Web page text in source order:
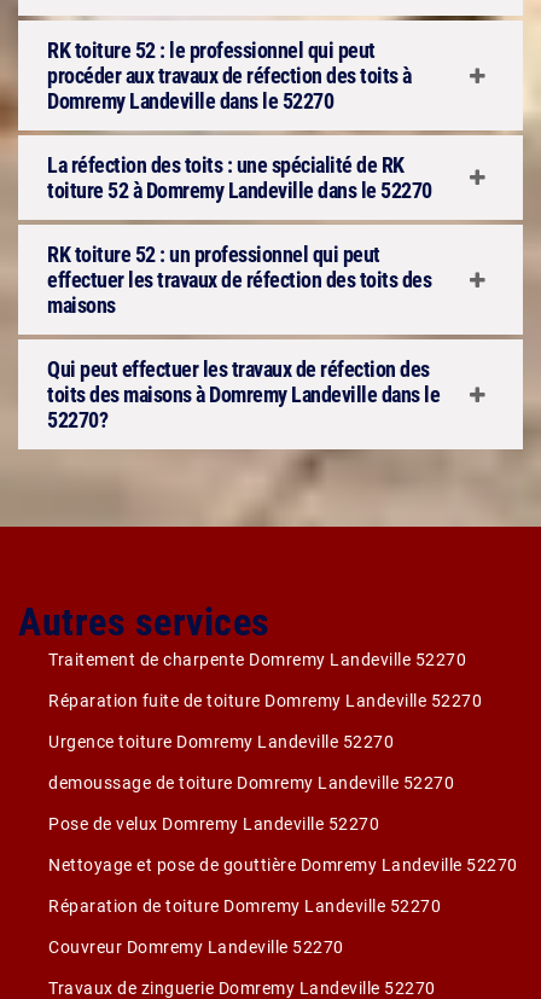
RK toiture 52 : le professionnel qui peut
procéder aux travaux de réfection des toits à
Domremy Landeville dans le 52270
La réfection des toits : une spécialité de RK
toiture 52 à Domremy Landeville dans le 52270
RK toiture 52 : un professionnel qui peut
effectuer les travaux de réfection des toits des
maisons
Qui peut effectuer les travaux de réfection des
toits des maisons à Domremy Landeville dans le
52270?
Autres services
Traitement de charpente Domremy Landeville 52270
Réparation fuite de toiture Domremy Landeville 52270
Urgence toiture Domremy Landeville 52270
demoussage de toiture Domremy Landeville 52270
Pose de velux Domremy Landeville 52270
Nettoyage et pose de gouttière Domremy Landeville 52270
Réparation de toiture Domremy Landeville 52270
Couvreur Domremy Landeville 52270
Travaux de zinguerie Domremy Landeville 52270